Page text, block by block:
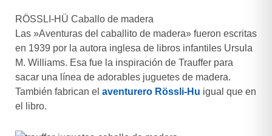
RÖSSLI-HÜ Caballo de madera
Las »Aventuras del caballito de madera» fueron escritas
en 1939 por la autora inglesa de libros infantiles Ursula
M. Williams. Esa fue la inspiración de Trauffer para
sacar una línea de adorables juguetes de madera.
También fabrican el aventurero Rössli-Hu igual que en
el libro.